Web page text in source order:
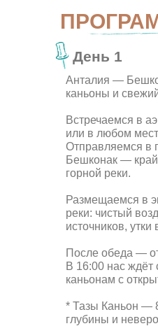
День 1
Анталия —
каньоны и
Встречаемся в
или в любом
Отправляемся в
Бешконак —
горной реки.
Размещаемся в
реки: чистый
источников, утки
После обеда —
В 16:00 нас ждёт
каньонам с
* Тазы Каньон —
глубины и